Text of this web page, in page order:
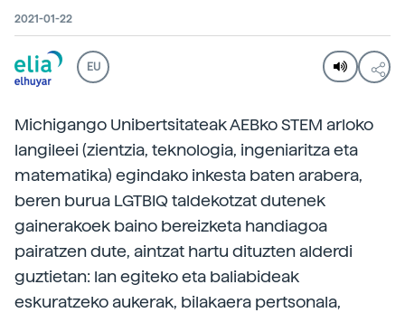
2021-01-22
EU
Michigango Unibertsitateak AEBko STEM arloko
langileei (zientzia, teknologia, ingeniaritza eta
matematika) egindako inkesta baten arabera,
beren burua LGTBIQ taldekotzat dutenek
gainerakoek baino bereizketa handiagoa
pairatzen dute, aintzat hartu dituzten alderdi
guztietan: lan egiteko eta baliabideak
eskuratzeko aukerak, bilakaera pertsonala,